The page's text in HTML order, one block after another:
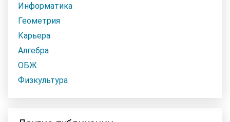
Информатика
Геометрия
Карьера
Алгебра
ОБЖ
Физкультура